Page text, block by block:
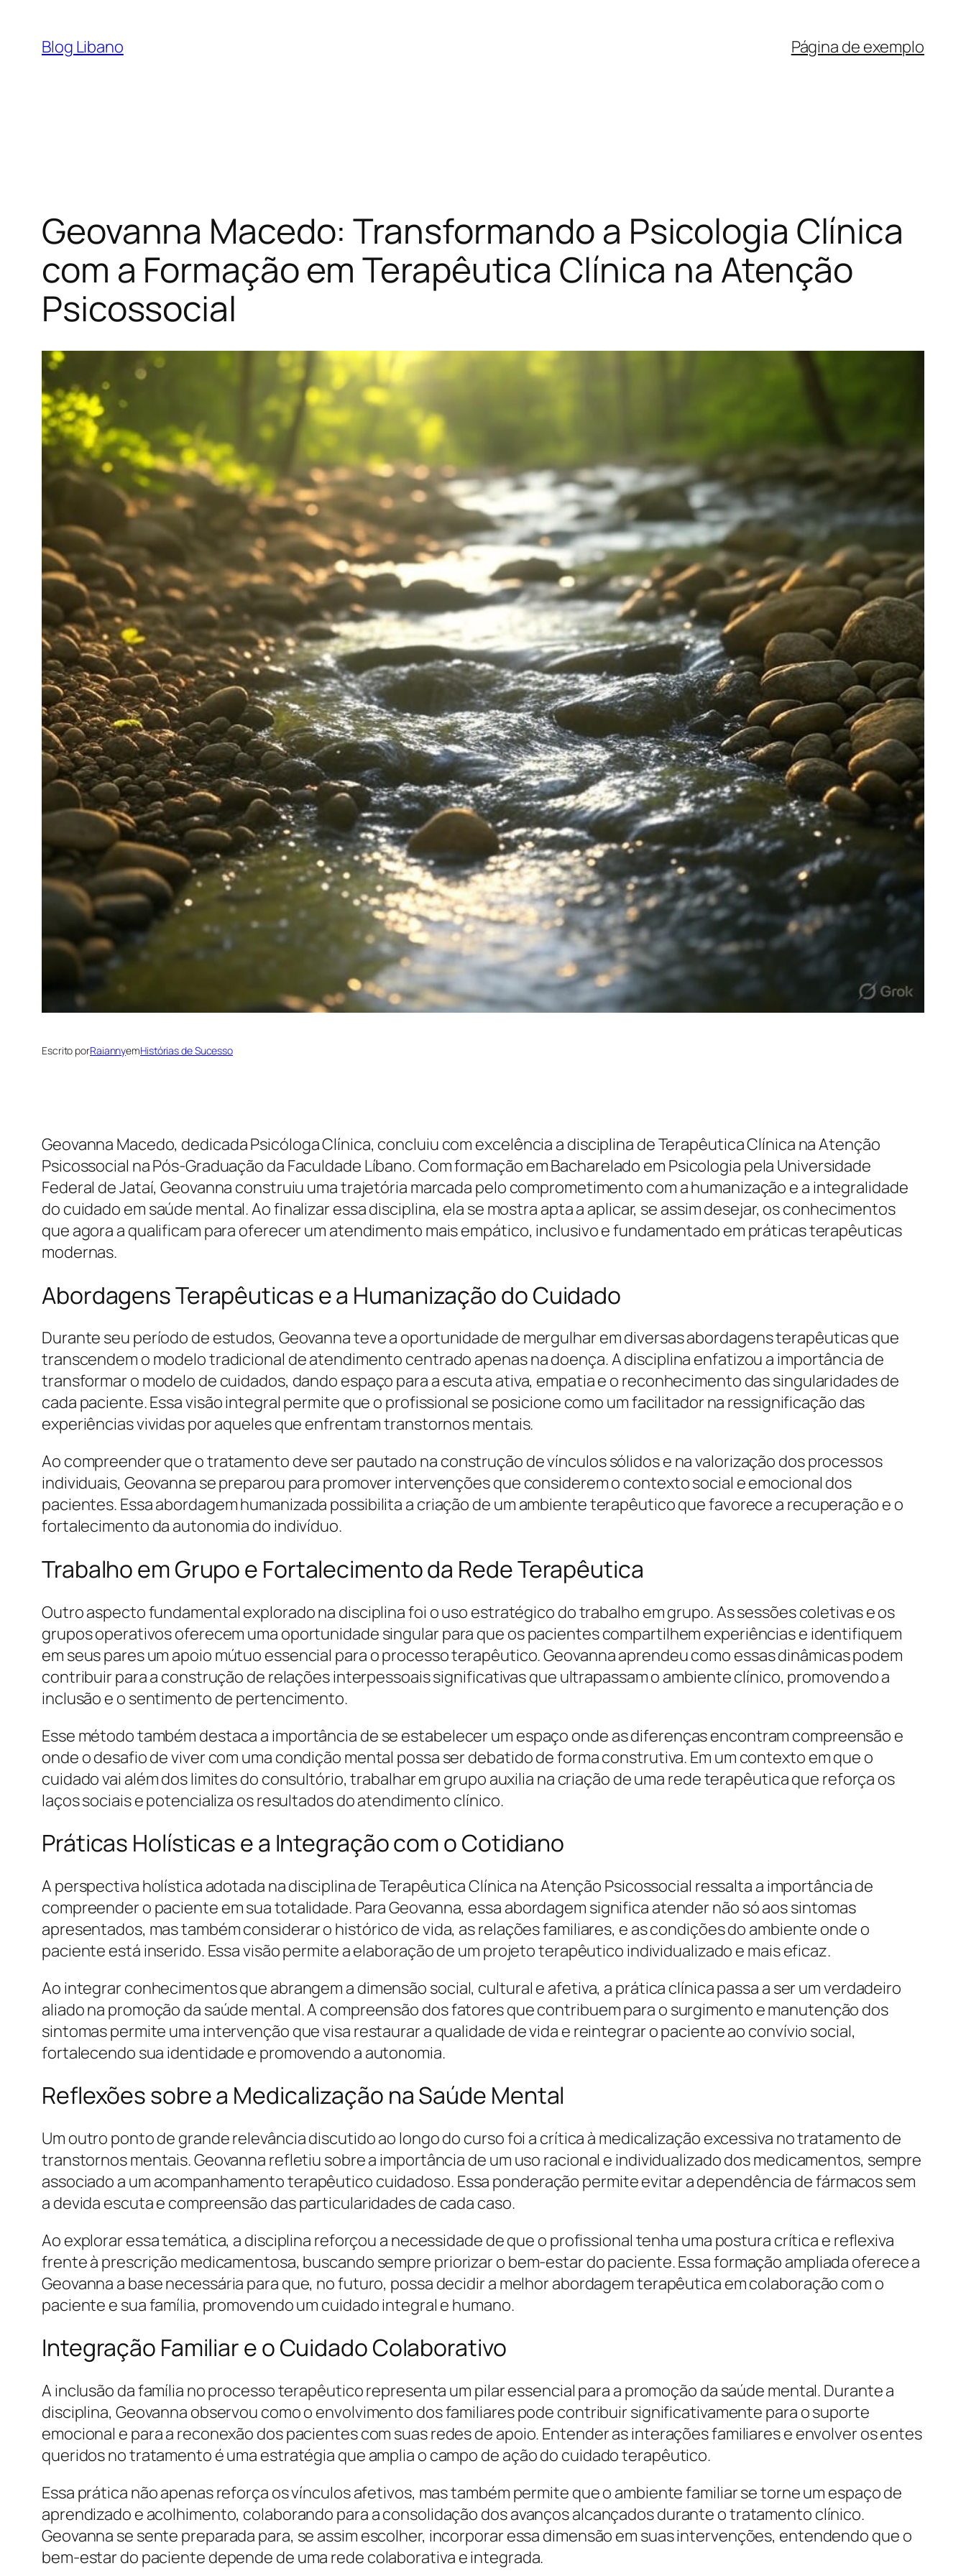
Blog Libano Página de exemplo
Geovanna Macedo: Transformando a Psicologia Clínica
com a Formação em Terapêutica Clínica na Atenção
Psicossocial
Escrito porRaiannyemHistórias de Sucesso
Geovanna Macedo, dedicada Psicóloga Clínica, concluiu com excelência a disciplina de Terapêutica Clínica na Atenção
Psicossocial na Pós-Graduação da Faculdade Líbano. Com formação em Bacharelado em Psicologia pela Universidade
Federal de Jataí, Geovanna construiu uma trajetória marcada pelo comprometimento com a humanização e a integralidade
do cuidado em saúde mental. Ao finalizar essa disciplina, ela se mostra apta a aplicar, se assim desejar, os conhecimentos
que agora a qualificam para oferecer um atendimento mais empático, inclusivo e fundamentado em práticas terapêuticas
modernas.
Abordagens Terapêuticas e a Humanização do Cuidado
Durante seu período de estudos, Geovanna teve a oportunidade de mergulhar em diversas abordagens terapêuticas que
transcendem o modelo tradicional de atendimento centrado apenas na doença. A disciplina enfatizou a importância de
transformar o modelo de cuidados, dando espaço para a escuta ativa, empatia e o reconhecimento das singularidades de
cada paciente. Essa visão integral permite que o profissional se posicione como um facilitador na ressignificação das
experiências vividas por aqueles que enfrentam transtornos mentais.
Ao compreender que o tratamento deve ser pautado na construção de vínculos sólidos e na valorização dos processos
individuais, Geovanna se preparou para promover intervenções que considerem o contexto social e emocional dos
pacientes. Essa abordagem humanizada possibilita a criação de um ambiente terapêutico que favorece a recuperação e o
fortalecimento da autonomia do indivíduo.
Trabalho em Grupo e Fortalecimento da Rede Terapêutica
Outro aspecto fundamental explorado na disciplina foi o uso estratégico do trabalho em grupo. As sessões coletivas e os
grupos operativos oferecem uma oportunidade singular para que os pacientes compartilhem experiências e identifiquem
em seus pares um apoio mútuo essencial para o processo terapêutico. Geovanna aprendeu como essas dinâmicas podem
contribuir para a construção de relações interpessoais significativas que ultrapassam o ambiente clínico, promovendo a
inclusão e o sentimento de pertencimento.
Esse método também destaca a importância de se estabelecer um espaço onde as diferenças encontram compreensão e
onde o desafio de viver com uma condição mental possa ser debatido de forma construtiva. Em um contexto em que o
cuidado vai além dos limites do consultório, trabalhar em grupo auxilia na criação de uma rede terapêutica que reforça os
laços sociais e potencializa os resultados do atendimento clínico.
Práticas Holísticas e a Integração com o Cotidiano
A perspectiva holística adotada na disciplina de Terapêutica Clínica na Atenção Psicossocial ressalta a importância de
compreender o paciente em sua totalidade. Para Geovanna, essa abordagem significa atender não só aos sintomas
apresentados, mas também considerar o histórico de vida, as relações familiares, e as condições do ambiente onde o
paciente está inserido. Essa visão permite a elaboração de um projeto terapêutico individualizado e mais eficaz.
Ao integrar conhecimentos que abrangem a dimensão social, cultural e afetiva, a prática clínica passa a ser um verdadeiro
aliado na promoção da saúde mental. A compreensão dos fatores que contribuem para o surgimento e manutenção dos
sintomas permite uma intervenção que visa restaurar a qualidade de vida e reintegrar o paciente ao convívio social,
fortalecendo sua identidade e promovendo a autonomia.
Reflexões sobre a Medicalização na Saúde Mental
Um outro ponto de grande relevância discutido ao longo do curso foi a crítica à medicalização excessiva no tratamento de
transtornos mentais. Geovanna refletiu sobre a importância de um uso racional e individualizado dos medicamentos, sempre
associado a um acompanhamento terapêutico cuidadoso. Essa ponderação permite evitar a dependência de fármacos sem
a devida escuta e compreensão das particularidades de cada caso.
Ao explorar essa temática, a disciplina reforçou a necessidade de que o profissional tenha uma postura crítica e reflexiva
frente à prescrição medicamentosa, buscando sempre priorizar o bem-estar do paciente. Essa formação ampliada oferece a
Geovanna a base necessária para que, no futuro, possa decidir a melhor abordagem terapêutica em colaboração com o
paciente e sua família, promovendo um cuidado integral e humano.
Integração Familiar e o Cuidado Colaborativo
A inclusão da família no processo terapêutico representa um pilar essencial para a promoção da saúde mental. Durante a
disciplina, Geovanna observou como o envolvimento dos familiares pode contribuir significativamente para o suporte
emocional e para a reconexão dos pacientes com suas redes de apoio. Entender as interações familiares e envolver os entes
queridos no tratamento é uma estratégia que amplia o campo de ação do cuidado terapêutico.
Essa prática não apenas reforça os vínculos afetivos, mas também permite que o ambiente familiar se torne um espaço de
aprendizado e acolhimento, colaborando para a consolidação dos avanços alcançados durante o tratamento clínico.
Geovanna se sente preparada para, se assim escolher, incorporar essa dimensão em suas intervenções, entendendo que o
bem-estar do paciente depende de uma rede colaborativa e integrada.